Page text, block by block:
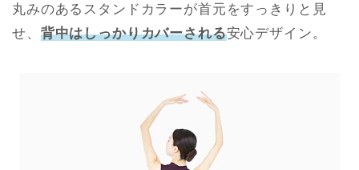
丸みのあるスタンドカラーが首元をすっきりと見
せ、 背中はしっかりカバーされる安心デザイン。